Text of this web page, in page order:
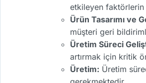
etkileyen faktörlerin
Ürün Tasarımı ve
müşteri geri
Üretim Süreci
artırmak için kritik
Üretim: Üretim